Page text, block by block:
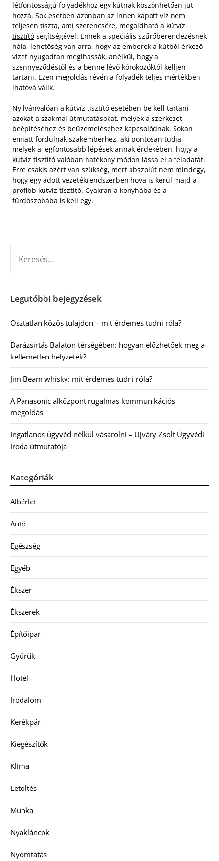
létfontosságú folyadékhoz egy kútnak köszönhetően jut
hozzá. Sok esetben azonban az innen kapott víz nem
teljesen tiszta, ami szerencsére, megoldható a kútvíz
tisztító segítségével. Ennek a speciális szűrőberendezésnek
hála, lehetőség van arra, hogy az emberek a kútból érkező
vizet nyugodtan megihassák, anélkül, hogy a
szennyeződéstől és a benne lévő kórokozóktól kelljen
tartani. Ezen megoldás révén a folyadék teljes mértékben
ihatóvá válik.
Nyilvánvalóan a kútvíz tisztító esetében be kell tartani
azokat a szakmai útmutatásokat, melyek a szerkezet
beépítéséhez és beüzemeléséhez kapcsolódnak. Sokan
emiatt fordulnak szakemberhez, aki pontosan tudja,
melyek a legfontosabb lépések annak érdekében, hogy a
kútvíz tisztító valóban hatékony módon lássa el a feladatát.
Erre csakis azért van szükség, mert abszolút nem mindegy,
hogy egy adott vezetékrendszerben hova is kerül majd a
profibb kútvíz tisztító. Gyakran a konyhába és a
fürdőszobába is kell egy.
Legutóbbi bejegyzések
Osztatlan közös tulajdon – mit érdemes tudni róla?
Darázsirtás Balaton térségében: hogyan előzhetőek meg a
kellemetlen helyzetek?
Jim Beam whisky: mit érdemes tudni róla?
A Panasonic alközpont rugalmas kommunikációs
megoldás
Ingatlanos ügyvéd nélkül vásárolni – Újváry Zsolt Ügyvédi
Iroda útmutatója
Kategóriák
Albérlet
Autó
Egészség
Egyéb
Ékszer
Ékszerek
Építőipar
Gyűrűk
Hotel
Irodalom
Kerékpár
Kiegészítők
Klíma
Letöltés
Munka
Nyakláncok
Nyomtatás